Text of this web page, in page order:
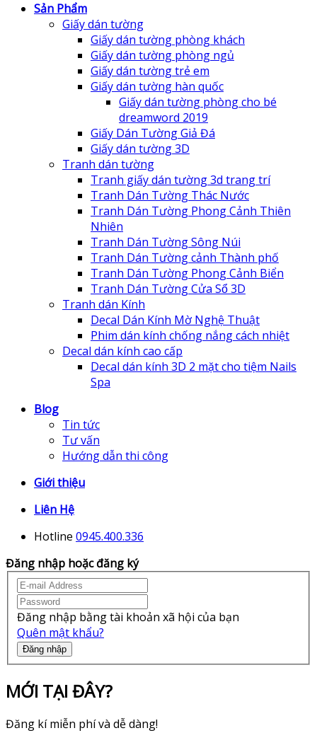
Sản Phẩm
Giấy dán tường
Giấy dán tường phòng khách
Giấy dán tường phòng ngủ
Giấy dán tường trẻ em
Giấy dán tường hàn quốc
Giấy dán tường phòng cho bé
dreamword 2019
Giấy Dán Tường Giả Đá
Giấy dán tường 3D
Tranh dán tường
Tranh giấy dán tường 3d trang trí
Tranh Dán Tường Thác Nước
Tranh Dán Tường Phong Cảnh Thiên
Nhiên
Tranh Dán Tường Sông Núi
Tranh Dán Tường cảnh Thành phố
Tranh Dán Tường Phong Cảnh Biển
Tranh Dán Tường Cửa Sổ 3D
Tranh dán Kính
Decal Dán Kính Mờ Nghệ Thuật
Phim dán kính chống nắng cách nhiệt
Decal dán kính cao cấp
Decal dán kính 3D 2 mặt cho tiệm Nails
Spa
Blog
Tin tức
Tư vấn
Hướng dẫn thi công
Giới thiệu
Liên Hệ
Hotline 0945.400.336
Đăng nhập hoặc đăng ký
Đăng nhập bằng tài khoản xã hội của bạn
Quên mật khẩu?
Đăng nhập
MỚI TẠI ĐÂY?
Đăng kí miễn phí và dễ dàng!